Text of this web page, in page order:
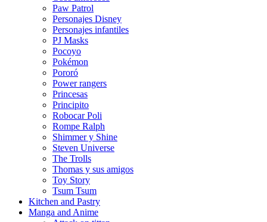
Paw Patrol
Personajes Disney
Personajes infantiles
PJ Masks
Pocoyo
Pokémon
Pororó
Power rangers
Princesas
Principito
Robocar Poli
Rompe Ralph
Shimmer y Shine
Steven Universe
The Trolls
Thomas y sus amigos
Toy Story
Tsum Tsum
Kitchen and Pastry
Manga and Anime